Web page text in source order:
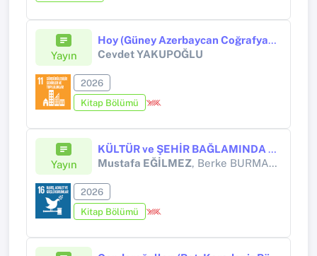
Yayın
Hoy (Güney Azerbaycan Coğrafyasında Tarihî Bir Şehir)
Cevdet YAKUPOĞLU
2026
Kitap Bölümü
Yayın
KÜLTÜR ve ŞEHİR BAĞLAMINDA KASTAMONU
Mustafa EĞİLMEZ, Berke BURMABIYIK
2026
Kitap Bölümü